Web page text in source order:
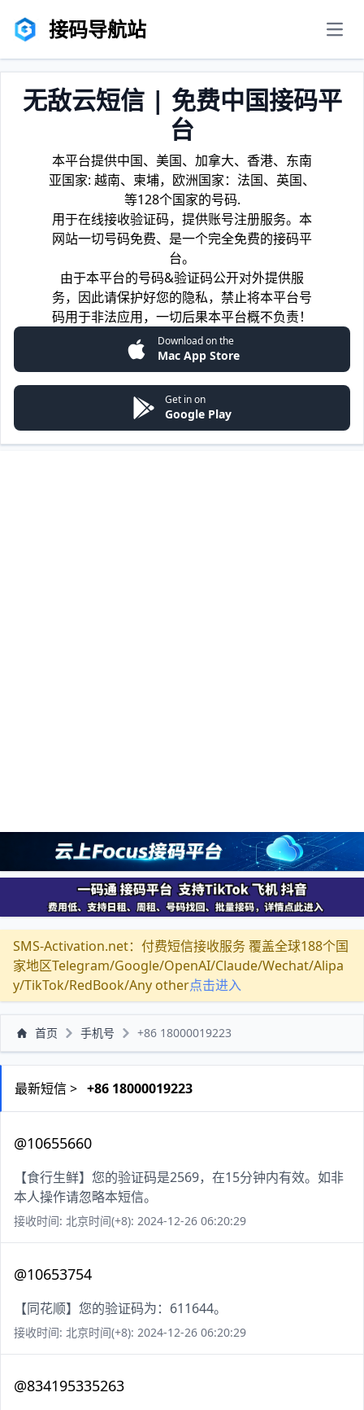
接码导航站
无敌云短信 | 免费中国接码平
台
本平台提供中国、美国、加拿大、香港、东南
亚国家: 越南、柬埔，欧洲国家：法国、英国、
等128个国家的号码.
用于在线接收验证码，提供账号注册服务。本
网站一切号码免费、是一个完全免费的接码平
台。
由于本平台的号码&验证码公开对外提供服
务，因此请保护好您的隐私，禁止将本平台号
码用于非法应用，一切后果本平台概不负责！
Download on the
Mac App Store
Get in on
Google Play
SMS-Activation.net：付费短信接收服务 覆盖全球188个国
家地区Telegram/Google/OpenAI/Claude/Wechat/Alipa
y/TikTok/RedBook/Any other点击进入
首页 手机号 +86 18000019223
最新短信 > +86 18000019223
@10655660
【食行生鲜】您的验证码是2569，在15分钟内有效。如非
本人操作请忽略本短信。
接收时间: 北京时间(+8): 2024-12-26 06:20:29
@10653754
【同花顺】您的验证码为：611644。
接收时间: 北京时间(+8): 2024-12-26 06:20:29
@834195335263